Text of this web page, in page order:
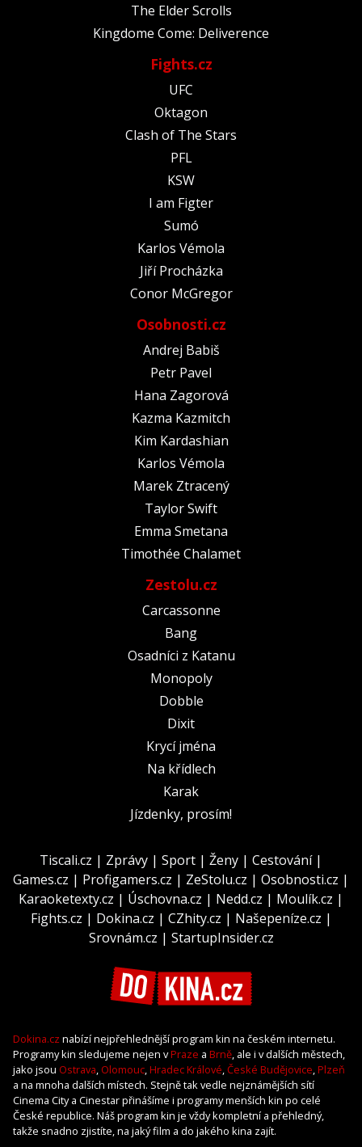
The Elder Scrolls
Kingdome Come: Deliverence
Fights.cz
UFC
Oktagon
Clash of The Stars
PFL
KSW
I am Figter
Sumó
Karlos Vémola
Jiří Procházka
Conor McGregor
Osobnosti.cz
Andrej Babiš
Petr Pavel
Hana Zagorová
Kazma Kazmitch
Kim Kardashian
Karlos Vémola
Marek Ztracený
Taylor Swift
Emma Smetana
Timothée Chalamet
Zestolu.cz
Carcassonne
Bang
Osadníci z Katanu
Monopoly
Dobble
Dixit
Krycí jména
Na křídlech
Karak
Jízdenky, prosím!
Tiscali.cz | Zprávy | Sport | Ženy | Cestování|
Games.cz | Profigamers.cz | ZeStolu.cz | Osobnosti.cz |
Karaoketexty.cz | Úschovna.cz | Nedd.cz | Moulík.cz |
Fights.cz | Dokina.cz | CZhity.cz | Našepeníze.cz |
Srovnám.cz | StartupInsider.cz
Dokina.cz nabízí nejpřehlednější program kin na českém internetu.
Programy kin sledujeme nejen vPraze a Brně, ale i v dalších městech,
jako jsou Ostrava, Olomouc,Hradec Králové,České Budějovice,Plzeň
a na mnoha dalších místech. Stejně tak vedle nejznámějších sítí
Cinema City a Cinestar přinášíme i programy menších kin po celé
České republice. Náš program kin je vždy kompletní a přehledný,
takže snadno zjistíte, na jaký film a do jakého kina zajít.